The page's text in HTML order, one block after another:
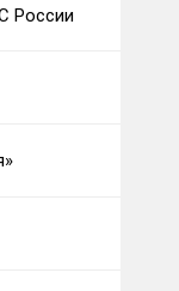
России